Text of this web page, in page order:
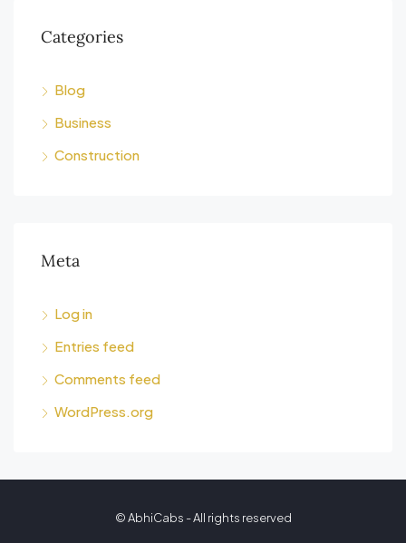
Categories
Blog
Business
Construction
Meta
Log in
Entries feed
Comments feed
WordPress.org
© AbhiCabs - All rights reserved